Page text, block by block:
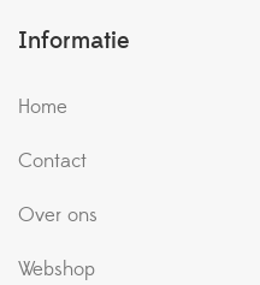
Informatie
Home
Contact
Over ons
Webshop